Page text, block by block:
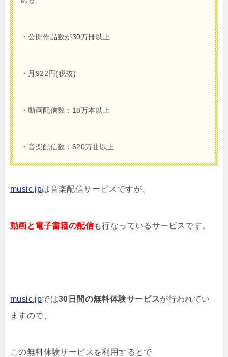
・公開作品数が30万冊以上
・月922円(税抜)
・動画配信数：18万本以上
・音楽配信数：620万曲以上
music.jpは音楽配信サービスですが、
動画と電子書籍の配信も行なっているサービスです。
music.jpでは30日間の無料体験サービスが行われてい
ますので、
この無料体験サービスを利用するとで